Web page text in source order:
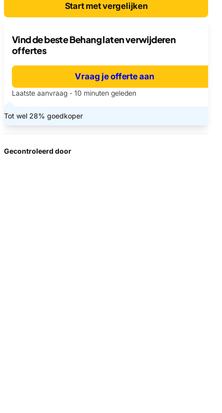
Start met vergelijken
Vind de beste Behang laten verwijderen
offertes
Vraag je offerte aan
Laatste aanvraag - 10 minuten geleden
Tot wel 28% goedkoper
Gecontroleerd door